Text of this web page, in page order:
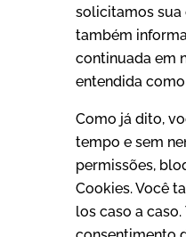
solicitamos sua
também
continuada em
entendida
Como já dito,
tempo e sem
permissões,
Cookies. Você
los caso a